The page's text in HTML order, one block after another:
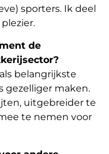
sporters. Ik deel
de
belangrijkste
gezelliger maken.
uitgebreider te
te nemen voor